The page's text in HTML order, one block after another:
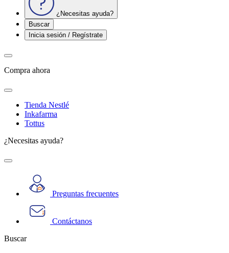
¿Necesitas ayuda?
Buscar
Inicia sesión / Regístrate
Compra ahora
Tienda Nestlé
Inkafarma
Tottus
¿Necesitas ayuda?
Preguntas frecuentes
Contáctanos
Buscar